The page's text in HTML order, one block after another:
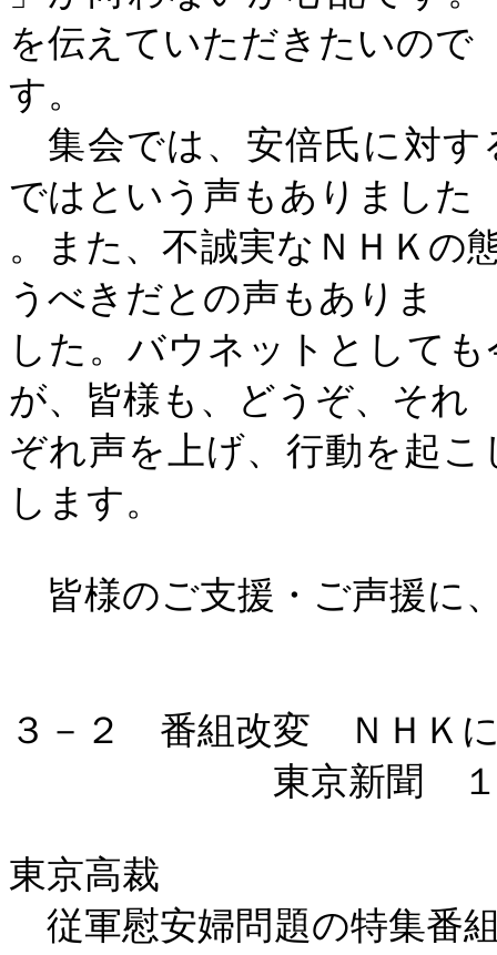
を伝えていただきたいので
す。
集会では、安倍氏に対す
ではという声もありました
。また、不誠実なＮＨＫの
うべきだとの声もありま
した。バウネットとして
が、皆様も、どうぞ、それ
ぞれ声を上げ、行動を起
します。
皆様のご支援・ご声援に
３－２ 番組改変 ＮＨＫ
東京新聞 １／
東京高裁
従軍慰安婦問題の特集番